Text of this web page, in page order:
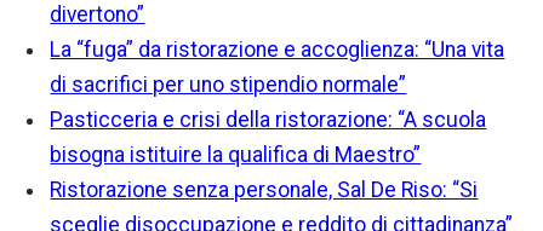
divertono”
La “fuga” da ristorazione e accoglienza: “Una vita
di sacrifici per uno stipendio normale”
Pasticceria e crisi della ristorazione: “A scuola
bisogna istituire la qualifica di Maestro”
Ristorazione senza personale, Sal De Riso: “Si
sceglie disoccupazione e reddito di cittadinanza”